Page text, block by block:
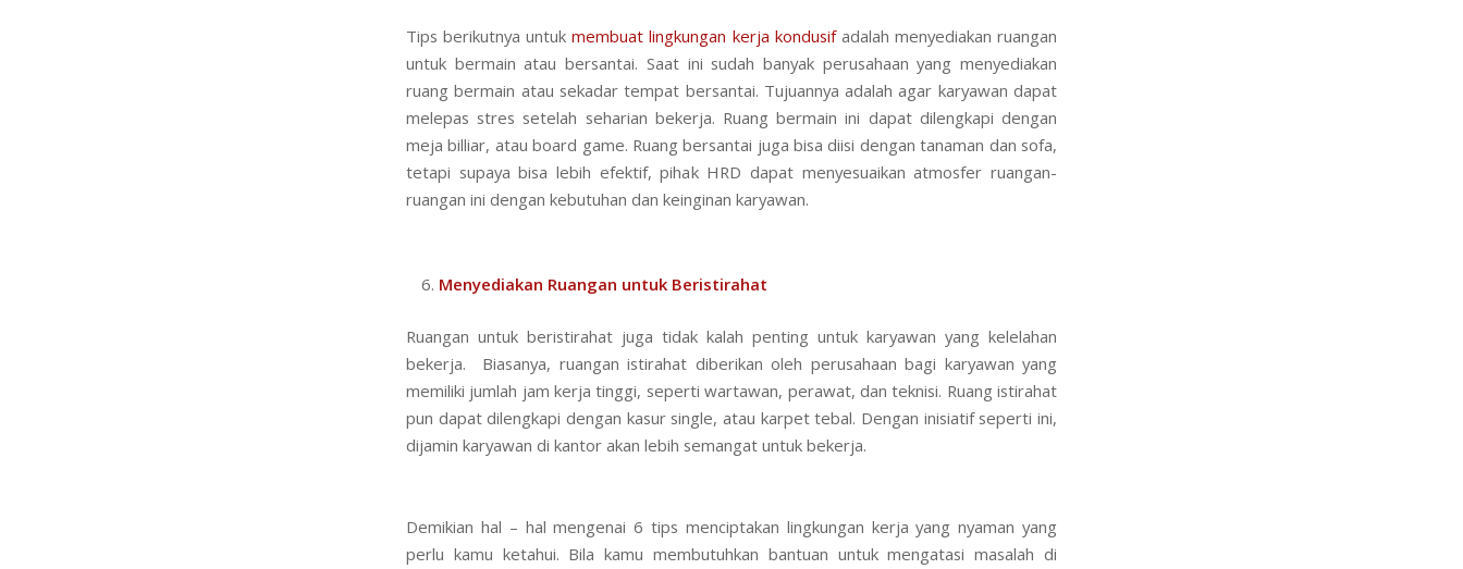
Tips berikutnya untukmembuat lingkungan kerja kondusifadalah menyediakan ruangan
untuk bermain atau bersantai. Saat ini sudah banyak perusahaan yang menyediakan
ruang bermain atau sekadar tempat bersantai. Tujuannya adalah agar karyawan dapat
melepas stres setelah seharian bekerja. Ruang bermain ini dapat dilengkapi dengan
meja billiar, atau board game. Ruang bersantai juga bisa diisi dengan tanaman dan sofa,
tetapi supaya bisa lebih efektif, pihak HRD dapat menyesuaikan atmosfer ruangan-
ruangan ini dengan kebutuhan dan keinginan karyawan.
Menyediakan Ruangan untuk Beristirahat
Ruangan untuk beristirahat juga tidak kalah penting untuk karyawan yang kelelahan
bekerja. Biasanya, ruangan istirahat diberikan oleh perusahaan bagi karyawan yang
memiliki jumlah jam kerja tinggi, seperti wartawan, perawat, dan teknisi. Ruang istirahat
pun dapat dilengkapi dengan kasur single, atau karpet tebal. Dengan inisiatif seperti ini,
dijamin karyawan di kantor akan lebih semangat untuk bekerja.
Demikian hal – hal mengenai 6 tips menciptakan lingkungan kerja yang nyaman yang
perlu kamu ketahui. Bila kamu membutuhkan bantuan untuk mengatasi masalah di